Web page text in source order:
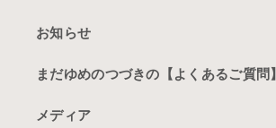
お知らせ
まだゆめのつづきの【よくあるご質問】
メディア